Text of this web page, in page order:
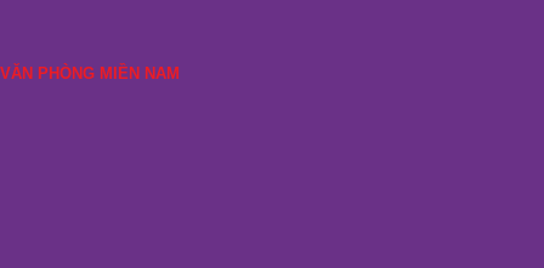
VĂN PHÒNG MIỀN NAM